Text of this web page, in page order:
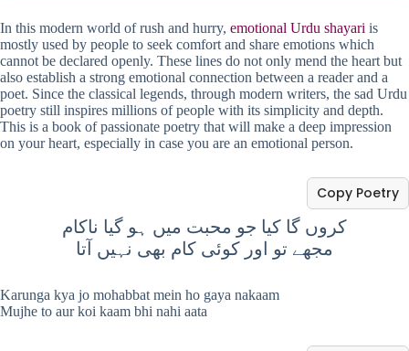
In this modern world of rush and hurry, emotional Urdu shayari is
mostly used by people to seek comfort and share emotions which
cannot be declared openly. These lines do not only mend the heart but
also establish a strong emotional connection between a reader and a
poet. Since the classical legends, through modern writers, the sad Urdu
poetry still inspires millions of people with its simplicity and depth.
This is a book of passionate poetry that will make a deep impression
on your heart, especially in case you are an emotional person.
کروں گا کیا جو محبت میں ہو گیا ناکام
مجھے تو اور کوئی کام بھی نہیں آتا
Copy Poetry
Karunga kya jo mohabbat mein ho gaya nakaam
Mujhe to aur koi kaam bhi nahi aata